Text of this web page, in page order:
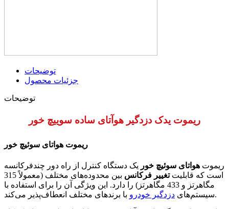
توضیحات
جزئیات محصول
توضیحات
ریموت یدک دزدگیر هوآتای ساده سوییچ خور
ریموت هواتای سوئیچ خور یک دستگاه کنترل از راه دور چندفرکانسه
است که قابلیتتغییر فرکانس
بین محدوده‌های مختلف (معمولاً 315
مگاهرتز و 433 مگاهرتز) را دارد. این ویژگی آن را برای استفاده با
سیستم‌های دزدگیر خودرو با برندهای مختلف انعطاف‌پذیر می‌کند.